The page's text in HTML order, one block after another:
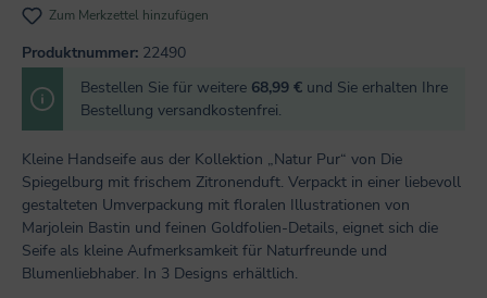
Zum Merkzettel hinzufügen
Produktnummer: 22490
Bestellen Sie für weitere 68,99 € und Sie erhalten Ihre
Bestellung versandkostenfrei.
Kleine Handseife aus der Kollektion „Natur Pur“ von Die
Spiegelburg mit frischem Zitronenduft. Verpackt in einer liebevoll
gestalteten Umverpackung mit floralen Illustrationen von
Marjolein Bastin und feinen Goldfolien-Details, eignet sich die
Seife als kleine Aufmerksamkeit für Naturfreunde und
Blumenliebhaber. In 3 Designs erhältlich.